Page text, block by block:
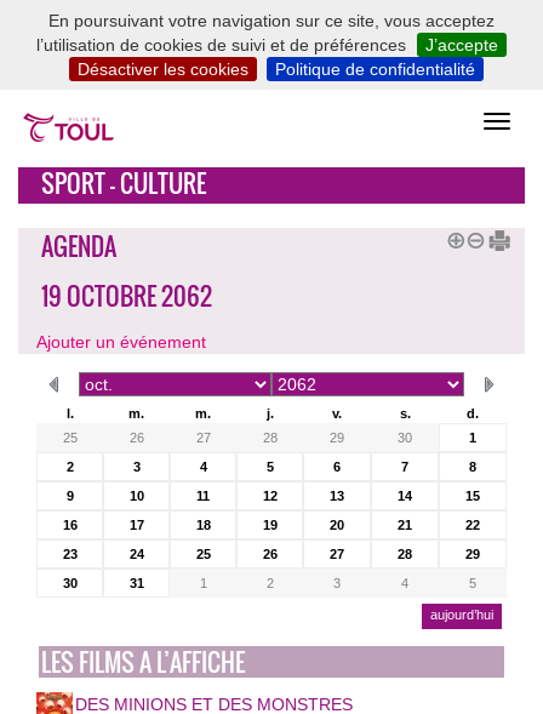
En poursuivant votre navigation sur ce site, vous acceptez
l’utilisation de cookies de suivi et de préférences
J’accepte
Désactiver les cookies
Politique de confidentialité
SPORT - CULTURE
AGENDA
19 OCTOBRE 2062
Ajouter un événement
l. m. m. j. v. s.
d.
25
26 27 28 29 30
1
2
3 4 5 6 7
8
9
10 11 12 13 14
15
16
17 18 19 20 21
22
23
24 25 26 27 28
29
30
31 1 2 3 4 5
aujourd’hui
LES FILMS A L’AFFICHE
DES MINIONS ET DES MONSTRES